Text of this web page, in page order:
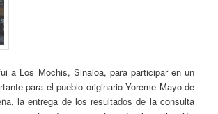
a Los Mochis, Sinaloa, para participar en un
para el pueblo originario Yoreme Mayo de
la entrega de los resultados de la consulta